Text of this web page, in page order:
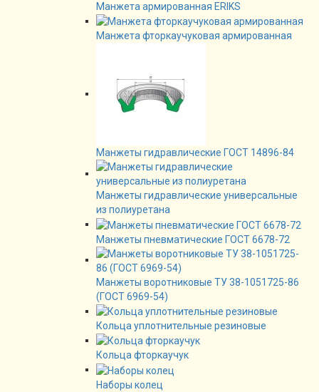
Манжета армированная ERIKS
Манжета фторкаучуковая армированная
Манжеты гидравлические ГОСТ 14896-84
Манжеты гидравлические универсальные
из полиуретана
Манжеты пневматические ГОСТ 6678-72
Манжеты воротниковые ТУ 38-1051725-86
(ГОСТ 6969-54)
Кольца уплотнительные резиновые
Кольца фторкаучук
Наборы колец